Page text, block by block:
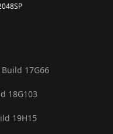
17G66
18G103
19H15